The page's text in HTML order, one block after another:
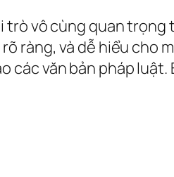
trò vô cùng quan
ràng, và dễ hiểu
văn bản pháp